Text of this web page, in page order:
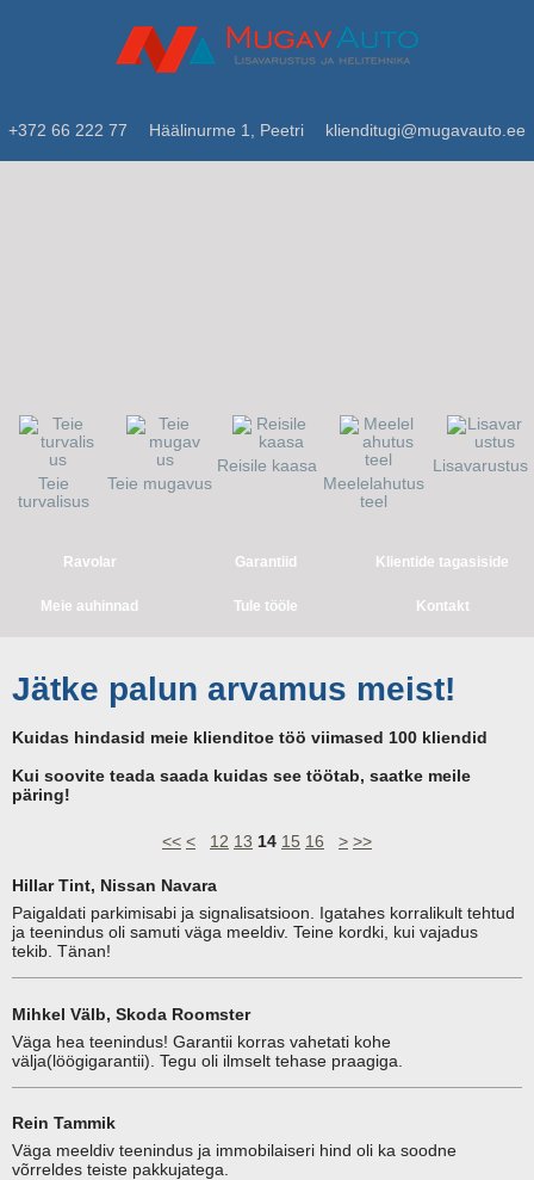
+372 66 222 77 Häälinurme 1, Peetri klienditugi@mugavauto.ee
Teie
turvalisus
Teie mugavus
Reisile kaasa
Meelelahutus
teel
Lisavarustus
Ravolar Garantiid Klientide tagasiside
Meie auhinnad Tule tööle Kontakt
Jätke palun arvamus meist!
Kuidas hindasid meie klienditoe töö viimased 100 kliendid
Kui soovite teada saada kuidas see töötab, saatke meile
päring!
<< < 12 13 14 15 16 > >>
Hillar Tint, Nissan Navara
Paigaldati parkimisabi ja signalisatsioon. Igatahes korralikult tehtud
ja teenindus oli samuti väga meeldiv. Teine kordki, kui vajadus
tekib. Tänan!
Mihkel Välb, Skoda Roomster
Väga hea teenindus! Garantii korras vahetati kohe
välja(löögigarantii). Tegu oli ilmselt tehase praagiga.
Rein Tammik
Väga meeldiv teenindus ja immobilaiseri hind oli ka soodne
võrreldes teiste pakkujatega.